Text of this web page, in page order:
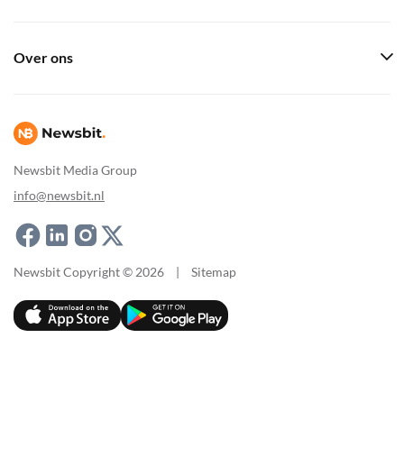
Newsbit Media Group
info@newsbit.nl
Over ons
Newsbit Copyright © 2026 | Sitemap